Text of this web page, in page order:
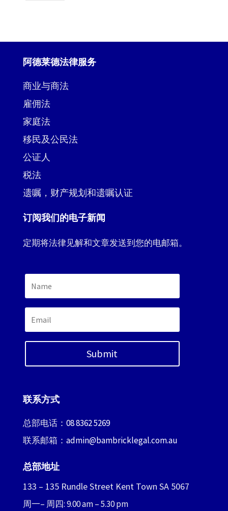
阿德莱德法律服务
商业与商法
雇佣法
家庭法
移民及公民法
公证人
税法
遗嘱，财产规划和遗嘱认证
订阅我们的电子新闻
定期将法律见解和文章发送到您的电邮箱。
Submit
联系方式
总部电话： 08 8362 5269
联系邮箱： admin@bambricklegal.com.au
总部地址
133 – 135 Rundle Street Kent Town SA 5067
周一– 周四: 9.00 am – 5.30 pm